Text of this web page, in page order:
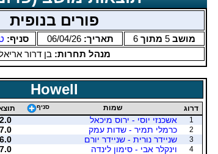
פורים בנופית
מושב 5 מתוך 6 תאריך:06/04/26 סניף:
מנהל תחרות:בן דרור
Howell
דרוג שמות סניף
1
אשכנזי יוסי - ירוס מיכאל
2
כרמלי תמיר - שדות עמק
3
שניידר נורית - שניידר יורם
4
וינקלר אבי - סימון לינדה